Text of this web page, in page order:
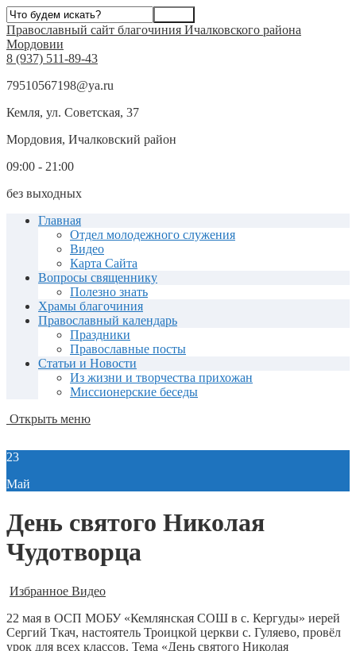
Православный сайт благочиния Ичалковского района
Мордовии
8 (937) 511-89-43
79510567198@ya.ru
Кемля, ул. Советская, 37
Мордовия, Ичалковский район
09:00 - 21:00
без выходных
Главная
Отдел молодежного служения
Видео
Карта Сайта
Вопросы священнику
Полезно знать
Храмы благочиния
Православный календарь
Праздники
Православные посты
Статьи и Новости
Из жизни и творчества прихожан
Миссионерские беседы
Открыть меню
23
Май
День святого Николая
Чудотворца
Избранное Видео
22 мая в ОСП МОБУ «Кемлянская СОШ в с. Кергуды» иерей
Сергий Ткач, настоятель Троицкой церкви с. Гуляево, провёл
урок для всех классов. Тема «День святого Николая